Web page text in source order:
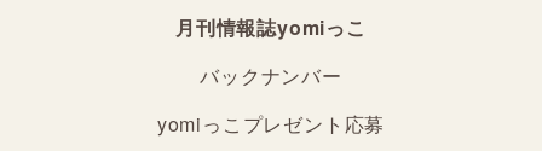
月刊情報誌yomiっこ
バックナンバー
yomiっこプレゼント応募